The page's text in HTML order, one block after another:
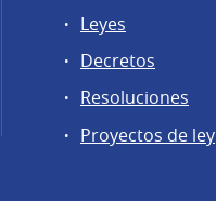
Leyes
Decretos
Resoluciones
Proyectos de ley